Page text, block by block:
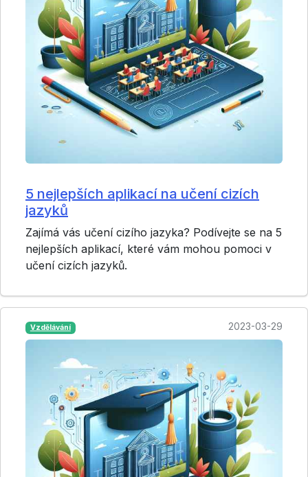
5 nejlepších aplikací na učení cizích
jazyků
Zajímá vás učení cizího jazyka? Podívejte se na 5
nejlepších aplikací, které vám mohou pomoci v
učení cizích jazyků.
Vzdělávání 2023-03-29